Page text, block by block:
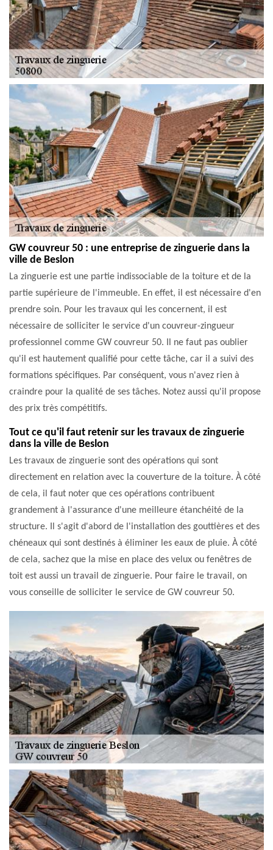
GW couvreur 50 : une entreprise de zinguerie dans la
ville de Beslon
La zinguerie est une partie indissociable de la toiture et de la
partie supérieure de l'immeuble. En effet, il est nécessaire d'en
prendre soin. Pour les travaux qui les concernent, il est
nécessaire de solliciter le service d'un couvreur-zingueur
professionnel comme GW couvreur 50. Il ne faut pas oublier
qu'il est hautement qualifié pour cette tâche, car il a suivi des
formations spécifiques. Par conséquent, vous n'avez rien à
craindre pour la qualité de ses tâches. Notez aussi qu'il propose
des prix très compétitifs.
Tout ce qu'il faut retenir sur les travaux de zinguerie
dans la ville de Beslon
Les travaux de zinguerie sont des opérations qui sont
directement en relation avec la couverture de la toiture. À côté
de cela, il faut noter que ces opérations contribuent
grandement à l'assurance d'une meilleure étanchéité de la
structure. Il s'agit d'abord de l'installation des gouttières et des
chéneaux qui sont destinés à éliminer les eaux de pluie. À côté
de cela, sachez que la mise en place des velux ou fenêtres de
toit est aussi un travail de zinguerie. Pour faire le travail, on
vous conseille de solliciter le service de GW couvreur 50.